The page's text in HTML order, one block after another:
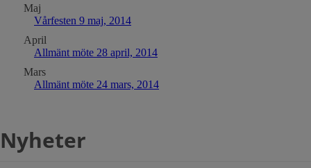
Maj
Vårfesten 9 maj, 2014
April
Allmänt möte 28 april, 2014
Mars
Allmänt möte 24 mars, 2014
Nyheter